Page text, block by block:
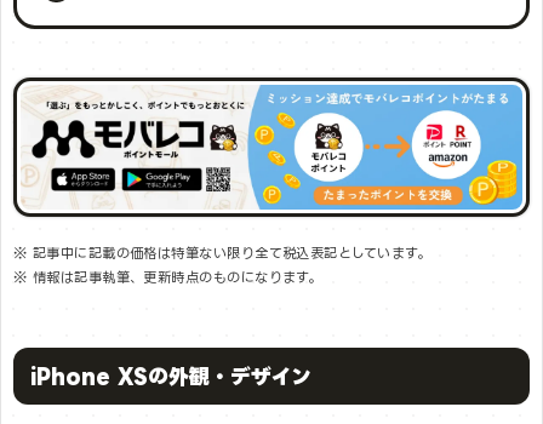
※ 記事中に記載の価格は特筆ない限り全て税込表記としています。
※ 情報は記事執筆、更新時点のものになります。
iPhone XSの外観・デザイン